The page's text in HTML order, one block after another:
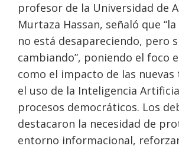
profesor de la Universidad de
Murtaza Hassan, señaló que
no está desapareciendo, pero
cambiando”, poniendo el foco
como el impacto de las nuevas
el uso de la Inteligencia
procesos democráticos. Los
destacaron la necesidad de
entorno informacional,